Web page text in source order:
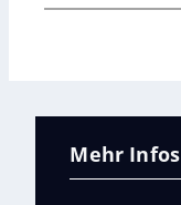
Mehr Infos